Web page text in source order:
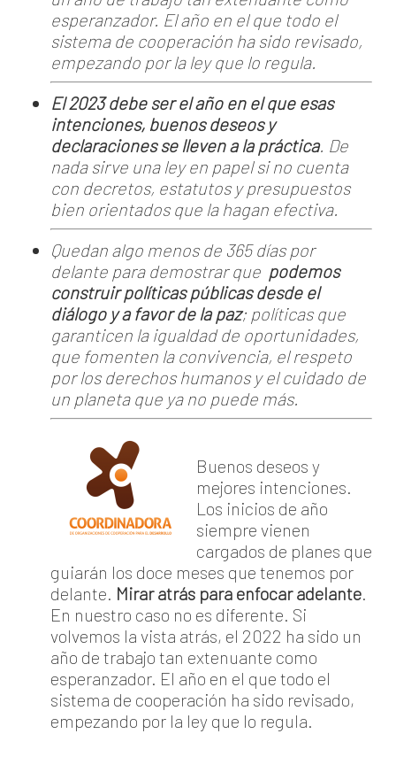
esperanzador. El año en el que todo el
sistema de cooperación ha sido revisado,
empezando por la ley que lo regula.
El 2023 debe ser el año en el que esas
intenciones, buenos deseos y
declaraciones se lleven a la práctica. De
nada sirve una ley en papel si no cuenta
con decretos, estatutos y presupuestos
bien orientados que la hagan efectiva.
Quedan algo menos de 365 días por
delante para demostrar que podemos
construir políticas públicas desde el
diálogo y a favor de la paz; políticas que
garanticen la igualdad de oportunidades,
que fomenten la convivencia, el respeto
por los derechos humanos y el cuidado de
un planeta que ya no puede más.
Buenos deseos y
mejores intenciones.
Los inicios de año
siempre vienen
cargados de planes que
guiarán los doce meses que tenemos por
delante. Mirar atrás para enfocar adelante.
En nuestro caso no es diferente. Si
volvemos la vista atrás, el 2022 ha sido un
año de trabajo tan extenuante como
esperanzador. El año en el que todo el
sistema de cooperación ha sido revisado,
empezando por la ley que lo regula.